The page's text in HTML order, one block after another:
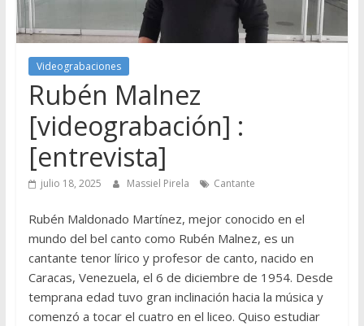
Videograbaciones
Rubén Malnez
[videograbación] :
[entrevista]
julio 18, 2025 Massiel Pirela Cantante
Rubén Maldonado Martínez, mejor conocido en el
mundo del bel canto como Rubén Malnez, es un
cantante tenor lírico y profesor de canto, nacido en
Caracas, Venezuela, el 6 de diciembre de 1954. Desde
temprana edad tuvo gran inclinación hacia la música y
comenzó a tocar el cuatro en el liceo. Quiso estudiar